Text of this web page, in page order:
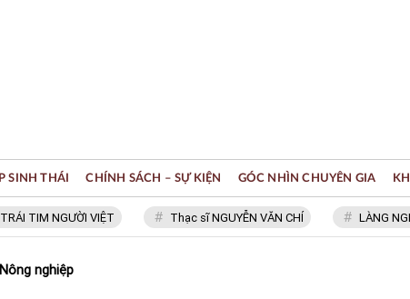
NGƯỜI VIỆT Thạc sĩ NGUYỄN VĂN CHÍ LÀNG NGHỀ
SINH THÁI CHÍNH SÁCH – SỰ KIỆN GÓC NHÌN CHUYÊN GIA
nghiệp